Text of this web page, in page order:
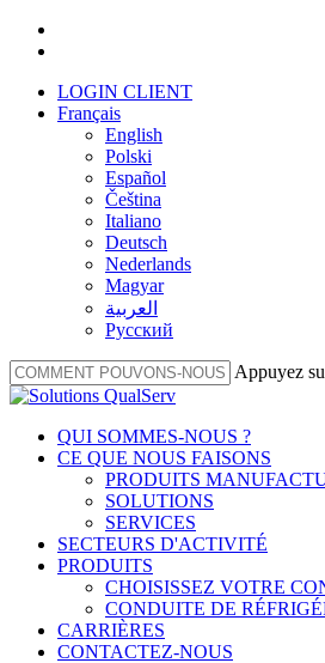
Skip
contentLOGIN CLIENT
Français
English
Polski
Español
Čeština
Italiano
Deutsch
Nederlands
Magyar
العربية‏
Русский
Appuyez
Fermer
recherche
Menu
QUI SOMMES-NOUS ?
CE QUE NOUS FAISONS
PRODUITS
SOLUTIONS
SERVICES
SECTEURS D'ACTIVITÉ
PRODUITS
CHOISISSEZ VOTRE
CONDUITE DE
CARRIÈRES
CONTACTEZ-NOUS